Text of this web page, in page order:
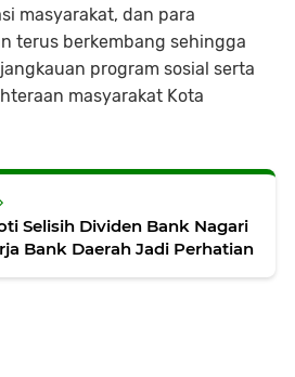
masyarakat, dan para
terus berkembang sehingga
program sosial serta
masyarakat Kota
Selisih Dividen Bank Nagari
Bank Daerah Jadi Perhatian